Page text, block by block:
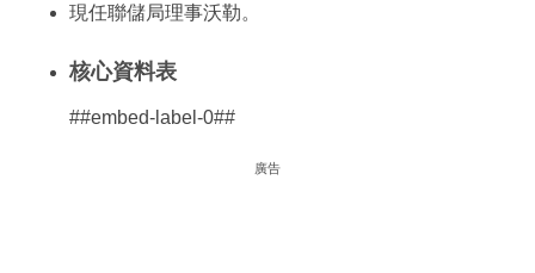
現任聯儲局理事沃勒。
核心資料表
##embed-label-0##
廣告